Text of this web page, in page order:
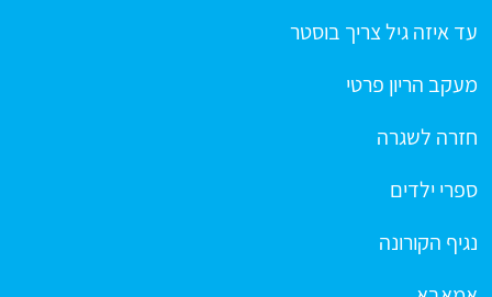
עד איזה גיל צריך בוסטר
מעקב הריון פרטי
חזרה לשגרה
ספרי ילדים
נגיף הקורונה